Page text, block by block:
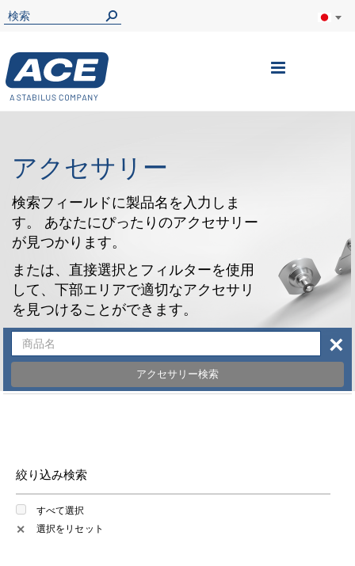
ナ
アクセサリー
検索フィールドに製品名を入力しま
す。 あなたにぴったりのアクセサリー
が見つかります。
または、直接選択とフィルターを使用
して、下部エリアで適切なアクセサリ
を見つけることができます。
アクセサリー検索
×
絞り込み検索
すべて選択
✕ 選択をリセット